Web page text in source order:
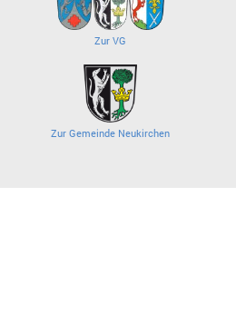
Zur VG
Zur Gemeinde Neukirchen